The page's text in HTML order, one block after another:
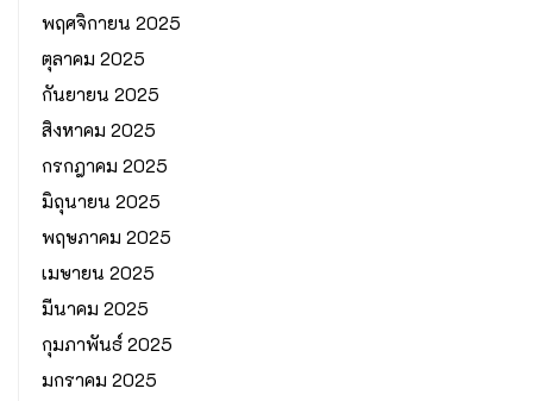
พฤศจิกายน 2025
ตุลาคม 2025
กันยายน 2025
สิงหาคม 2025
กรกฎาคม 2025
มิถุนายน 2025
พฤษภาคม 2025
เมษายน 2025
มีนาคม 2025
กุมภาพันธ์ 2025
มกราคม 2025